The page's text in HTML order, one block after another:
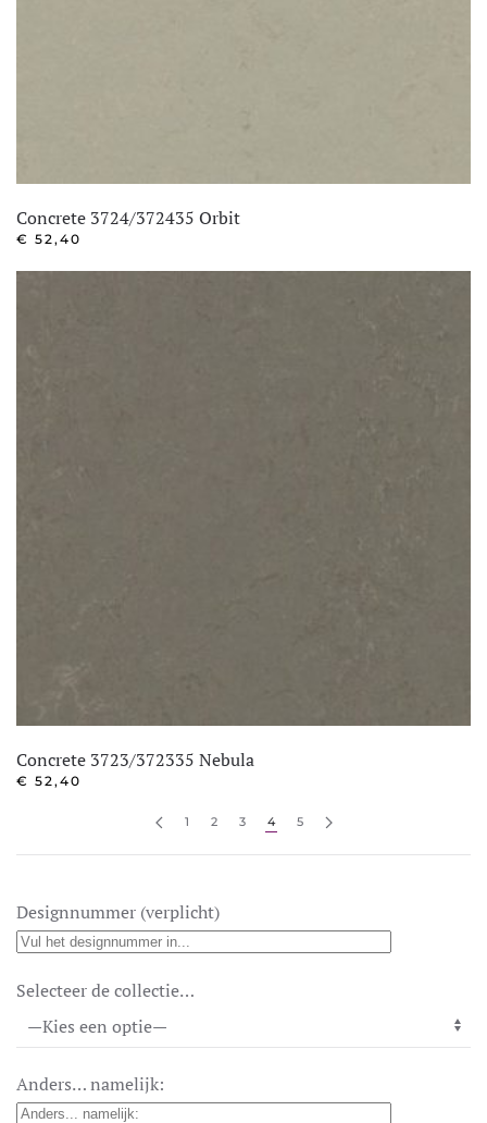
Concrete 3724/372435 Orbit
€ 52,40
Concrete 3723/372335 Nebula
€ 52,40
1 2 3 4 5
Designnummer (verplicht)
Selecteer de collectie…
Anders… namelijk: